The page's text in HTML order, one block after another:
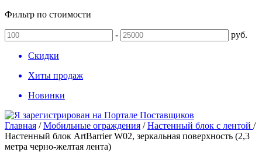
Фильтр по стоимости
- руб.
Скидки
Хиты продаж
Новинки
Главная /Мобильные ограждения /Настенный блок с лентой /
Настенный блок ArtBarrier W02, зеркальная поверхность (2,3
метра черно-желтая лента)